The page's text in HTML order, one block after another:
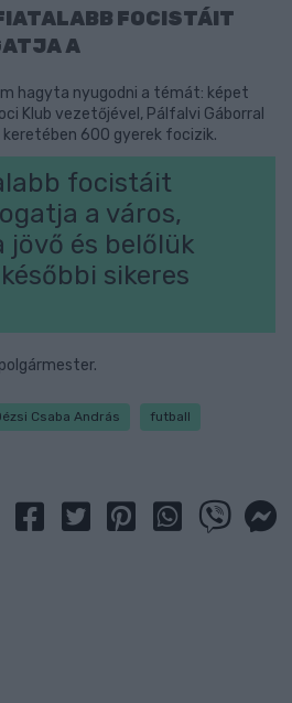
FOCISTÁIT
A
hagyta nyugodni a témát: képet
Klub vezetőjével, Pálfalvi Gáborral
600 gyerek focizik.
focistáit
a város,
jövő és belőlük
sikeres
Csaba András futball